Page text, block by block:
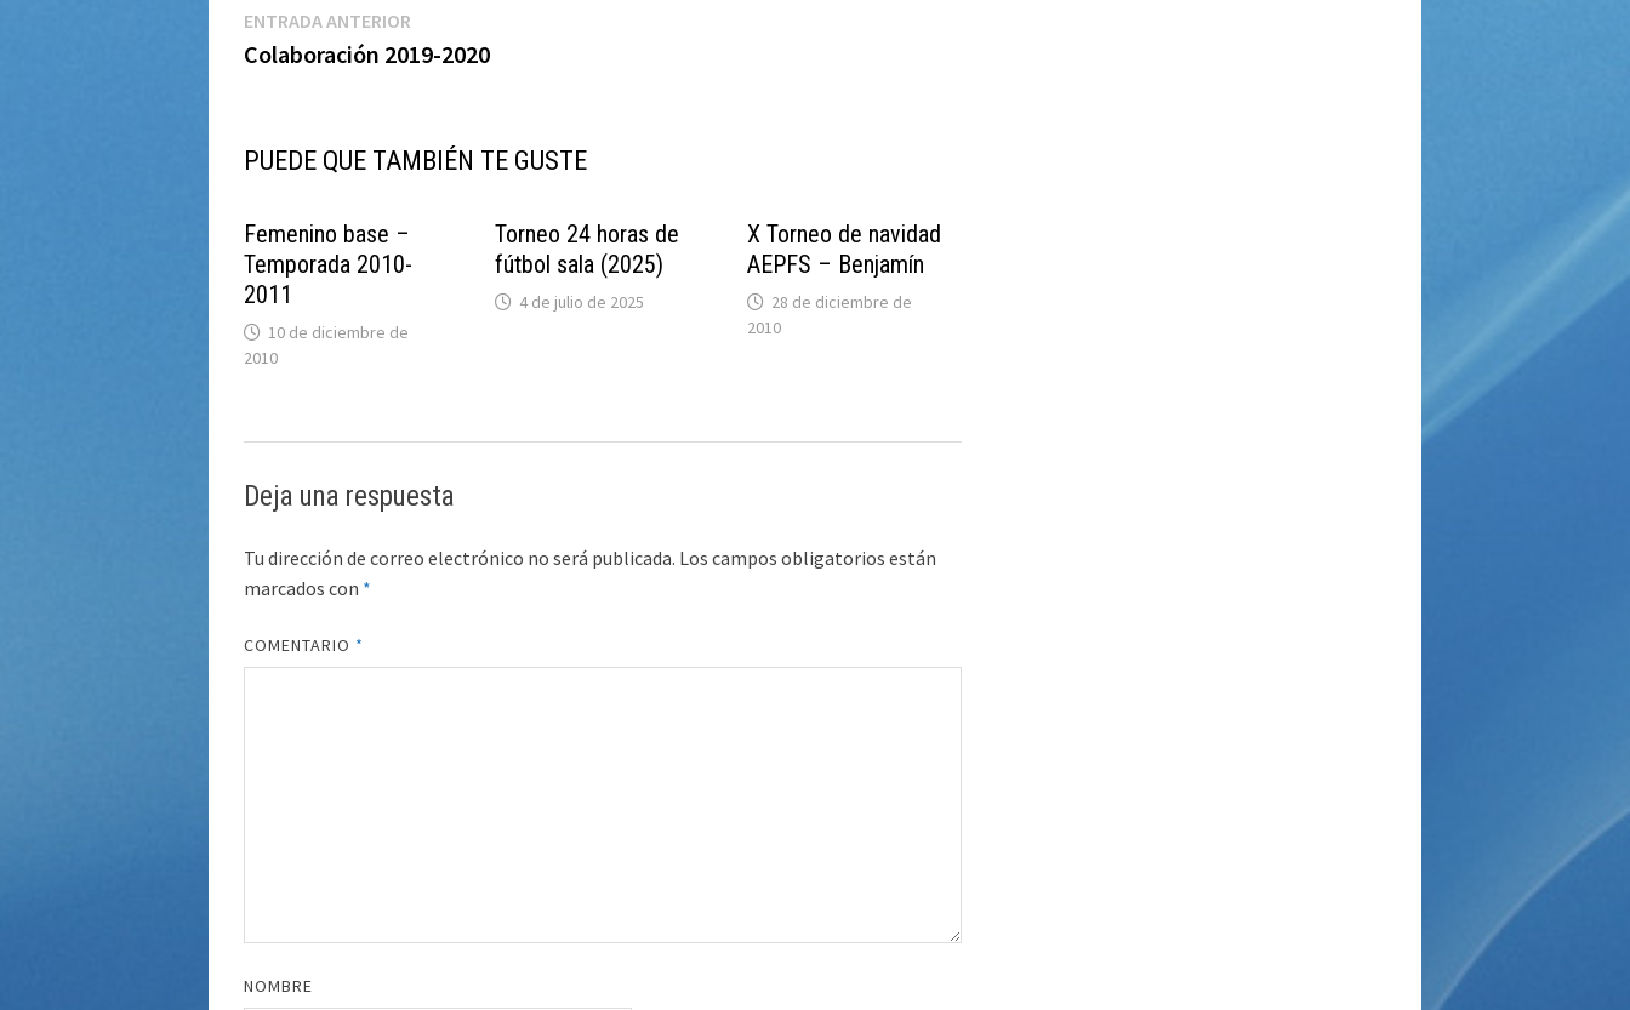
Navegación
de
ENTRADA ANTERIOREntrada
anterior:
Colaboración 2019-2020
PUEDE QUE TAMBIÉN TE GUSTE
Femenino base –
Temporada 2010-
2011
10 de diciembre de
2010
Torneo 24 horas de
fútbol sala (2025)
4 de julio de 2025
X Torneo de navidad
AEPFS – Benjamín
28 de diciembre de
2010
Deja una respuesta
Tu dirección de correo electrónico no será publicada. Los campos obligatorios están
marcados con *
COMENTARIO *
NOMBRE